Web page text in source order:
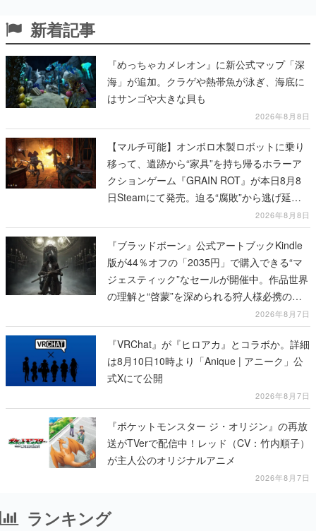
新着記事
『めっちゃカメレオン』に新公式マップ「深
海」が追加。クラゲや熱帯魚が泳ぎ、海底に
はサンゴや大きな貝も
2026年8月8日
【マルチ可能】オンボロ木製ロボットに乗り
移って、遺跡から“家具”を持ち帰るホラーア
クションゲーム『GRAIN ROT』が本日8月8
日Steamにて発売。迫る“腐敗”から逃げ延
2026年8月8日
『ブラッドボーン』公式アートブックKindle
版が44％オフの「2035円」で購入できる“マ
ジェスティック”なセールが開催中。作品世界
の理解と“啓蒙”を深められる狩人様必携の一
2026年8月7日
『VRChat』が『ヒロアカ』とコラボか。詳細
は8月10日10時より「Anique | アニーク」公
式Xにて公開
2026年8月7日
『ポケットモンスター ジ・オリジン』の再放
送がTVerで配信中！レッド（CV：竹内順子）
が主人公のオリジナルアニメ
2026年8月7日
ランキング